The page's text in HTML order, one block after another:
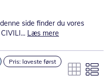
side finder du vores
Læs mere
Pris: laveste først